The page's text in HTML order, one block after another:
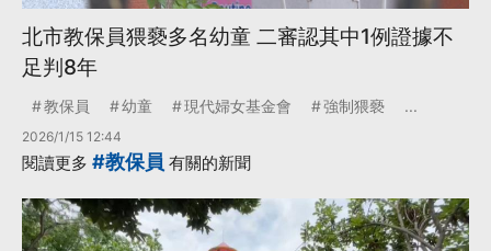
北市教保員猥褻多名幼童 二審認其中1例證據不
足判8年
教保員 幼童 現代婦女基金會 強制猥褻 ...
2026/1/15 12:44
閱讀更多 #教保員 有關的新聞